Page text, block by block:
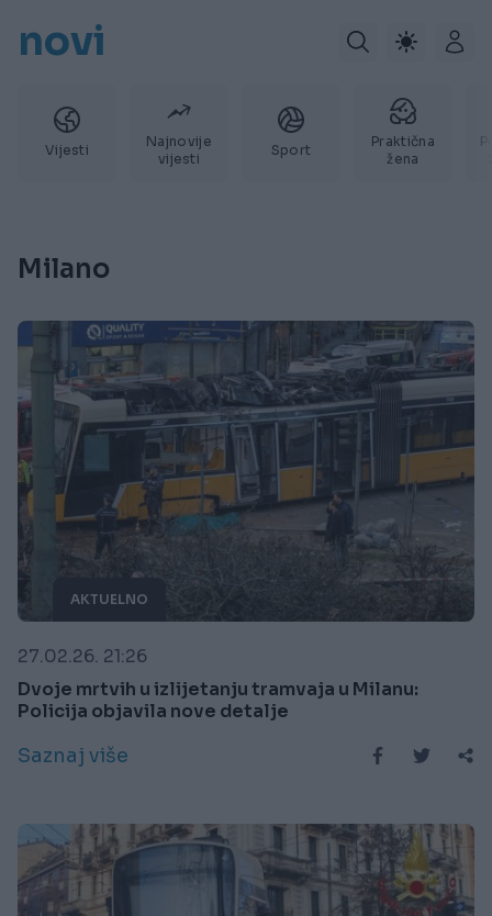
novi
Vijesti
Najnovije
vijesti
Sport
Praktična
žena
Milano
AKTUELNO
27.02.26. 21:26
Dvoje mrtvih u izlijetanju tramvaja u Milanu:
Policija objavila nove detalje
Saznaj više